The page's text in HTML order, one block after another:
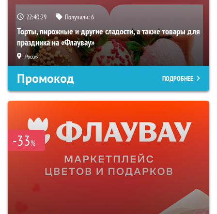
22:40:27 Получили:6
Торты, пирожные и другие сладости, а также товары для
праздника на «Флаувау»
Россия
Промокод ПОДРОБНЕЕ
-33%